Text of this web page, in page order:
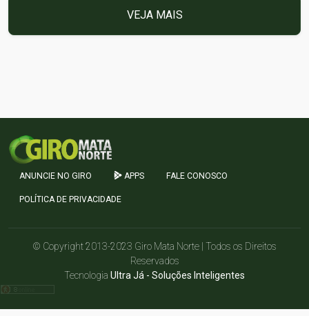
VEJA MAIS
ANUNCIE NO GIRO APPS FALE CONOSCO
POLÍTICA DE PRIVACIDADE
© Copyright 2013-2023 Giro Mata Norte | Todos os Direitos
Reservados
Tecnologia Ultra Já - Soluções Inteligentes